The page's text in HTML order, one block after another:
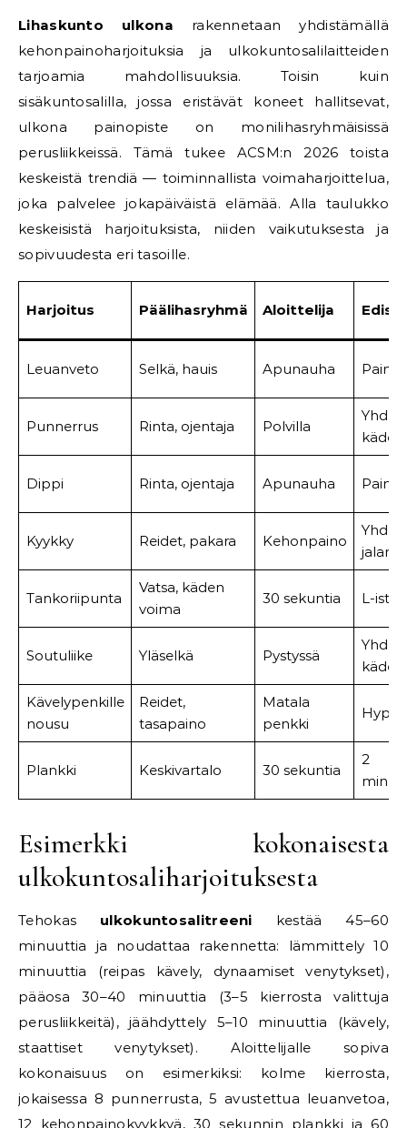
Lihaskunto ulkona rakennetaan yhdistämällä
kehonpainoharjoituksia ja ulkokuntosalilaitteiden
tarjoamia mahdollisuuksia. Toisin kuin
sisäkuntosalilla, jossa eristävät koneet hallitsevat,
ulkona painopiste on monilihasryhmäisissä
perusliikkeissä. Tämä tukee ACSM:n 2026 toista
keskeistä trendiä — toiminnallista voimaharjoittelua,
joka palvelee jokapäiväistä elämää. Alla taulukko
keskeisistä harjoituksista, niiden vaikutuksesta ja
sopivuudesta eri tasoille.
Harjoitus Päälihasryhmä Aloittelija
Leuanveto Selkä, hauis Apunauha
Punnerrus Rinta, ojentaja Polvilla
Dippi Rinta, ojentaja Apunauha
Kyykky Reidet, pakara Kehonpaino
Yhden
jalan
Tankoriipunta
Vatsa, käden
voima
30 sekuntia L-
Soutuliike Yläselkä Pystyssä
Kävelypenkille
nousu
Reidet,
tasapaino
Matala
penkki
Plankki Keskivartalo 30 sekuntia
2
Esimerkki kokonaisesta
ulkokuntosaliharjoituksesta
Tehokas ulkokuntosalitreeni kestää 45–60
minuuttia ja noudattaa rakennetta: lämmittely 10
minuuttia (reipas kävely, dynaamiset venytykset),
pääosa 30–40 minuuttia (3–5 kierrosta valittuja
perusliikkeitä), jäähdyttely 5–10 minuuttia (kävely,
staattiset venytykset). Aloittelijalle sopiva
kokonaisuus on esimerkiksi: kolme kierrosta,
jokaisessa 8 punnerrusta, 5 avustettua leuanvetoa,
12 kehonpainokyykkyä, 30 sekunnin plankki ja 60